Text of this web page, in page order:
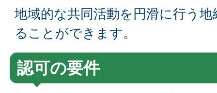
地域的な共同活動を円滑に行う
ることができます。
認可の要件